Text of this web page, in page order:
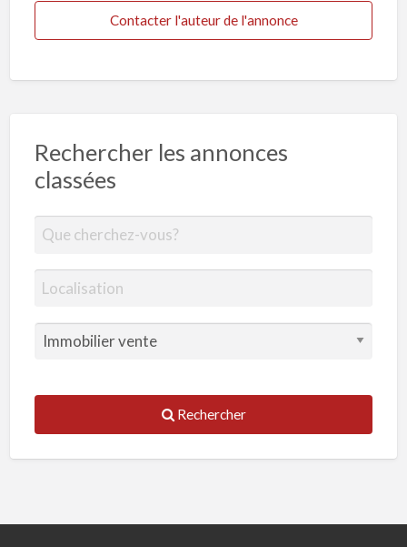
Contacter l'auteur de l'annonce
Rechercher les annonces
classées
Rechercher